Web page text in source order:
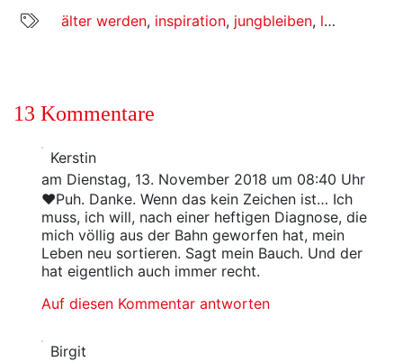
älter werden, inspiration, jungbleiben, leben
13 Kommentare
Kerstin
am Dienstag, 13. November 2018 um 08:40 Uhr
❤️Puh. Danke. Wenn das kein Zeichen ist… Ich
muss, ich will, nach einer heftigen Diagnose, die
mich völlig aus der Bahn geworfen hat, mein
Leben neu sortieren. Sagt mein Bauch. Und der
hat eigentlich auch immer recht.
Auf diesen Kommentar antworten
Birgit